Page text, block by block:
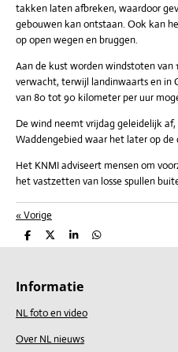
takken laten afbreken, waardoor
gebouwen kan ontstaan. Ook kan
op open wegen en bruggen.
Aan de kust worden windstoten van
verwacht, terwijl landinwaarts en in
van 80 tot 90 kilometer per uur
De wind neemt vrijdag geleidelijk
Waddengebied waar het later op de
Het KNMI adviseert mensen om
het vastzetten van losse spullen
«Vorige
D
e
n
D
e
S
h
e
D
e
Informatie
NL foto en video
Over NL nieuws